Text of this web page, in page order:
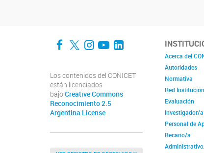
Facebook
Twitter
Instagram
YouTube
LinkedIn
Los contenidos del CONICET
están licenciados
bajo Creative Commons
Reconocimiento 2.5
Argentina License
Acerca del
Autoridades
Normativa
Red
Evaluación
Investigador/a
Personal de
Becario/a